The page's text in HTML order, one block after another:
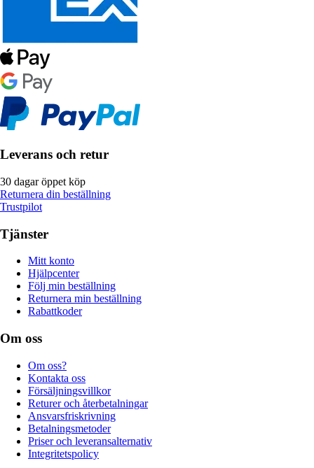
Leverans och retur
30 dagar öppet köp
Returnera din beställning
Trustpilot
Tjänster
Mitt konto
Hjälpcenter
Följ min beställning
Returnera min beställning
Rabattkoder
Om oss
Om oss?
Kontakta oss
Försäljningsvillkor
Returer och återbetalningar
Ansvarsfriskrivning
Betalningsmetoder
Priser och leveransalternativ
Integritetspolicy